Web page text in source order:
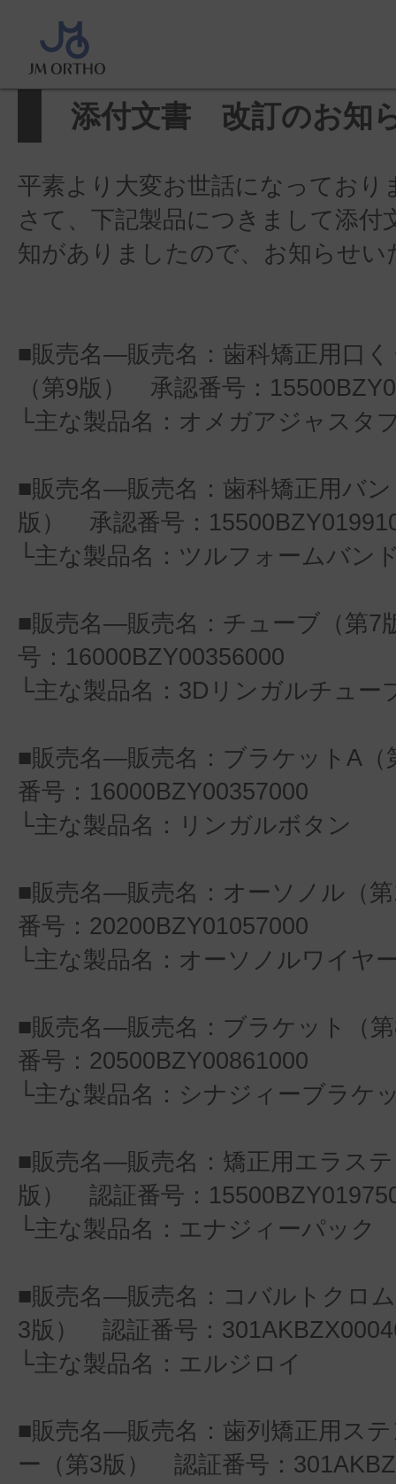
ホーム
のお知らせ
添付文書 改訂のお知
平素より大変お世話になっており
さて、下記製品につきまして添付
知がありましたので、お知らせい
■販売名―販売名：歯科矯正用口
（第9版） 承認番号：
└主な製品名：オメガアジャスタ
■販売名―販売名：歯科矯正用バ
版） 承認番号：
└主な製品名：ツルフォームバン
■販売名―販売名：チューブ（第
号：16000BZY00356000
└主な製品名：3Dリンガルチュー
■販売名―販売名：ブラケットA
番号：16000BZY00357000
└主な製品名：リンガルボタン
■販売名―販売名：オーソノル（
番号：20200BZY01057000
└主な製品名：オーソノルワイヤ
■販売名―販売名：ブラケット（
番号：20500BZY00861000
└主な製品名：シナジィーブラケ
■販売名―販売名：矯正用エラス
版） 認証番号：
└主な製品名：エナジィーパック
■販売名―販売名：コバルトクロ
3版） 認証番号：
└主な製品名：エルジロイ
■販売名―販売名：歯列矯正用ス
ー（第3版） 認証番号：